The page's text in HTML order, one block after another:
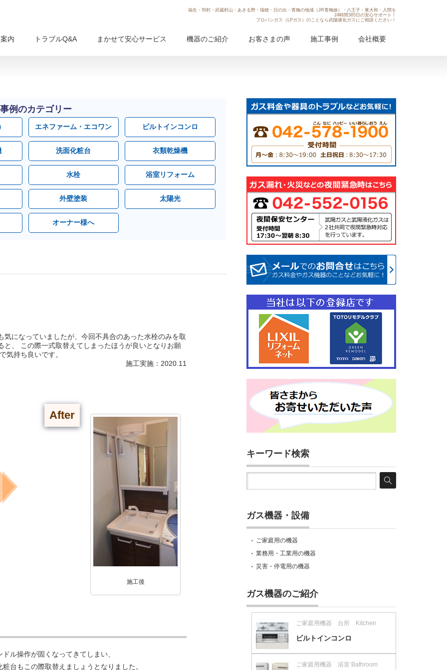
福生・羽村・武蔵村山・あきる野・瑞穂・日の出・青梅の地域（JR青梅線）・八王子・東大和・入間を
24時間365日の安心サポート！
プロパンガス（LPガス）のことなら武陽液化ガスにご相談ください！
内 トラブルQ&A まかせて安心サービス 機器のご紹介 お客さまの声 施工事例 会社概要
例のカテゴリー
エネファーム・エコワン ビルトインコンロ
洗面化粧台 衣類乾燥機
水栓 浴室リフォーム
外壁塗装 太陽光
オーナー様へ
気になっていましたが、今回不具合のあった水栓のみを取
と、 この際一式取替えてしまったほうが良いとなりお願
気持ち良いです。
施工実施：2020.11
After
施工後
ル操作が固くなってきてしまい、
台もこの際取替えましょうとなりました。
キーワード検索
ガス機器・設備
ご家庭用の機器
業務用・工業用の機器
災害・停電用の機器
ガス機器のご紹介
ご家庭用機器 台所 Kitchen
ビルトインコンロ
ご家庭用機器 浴室 Bathroom